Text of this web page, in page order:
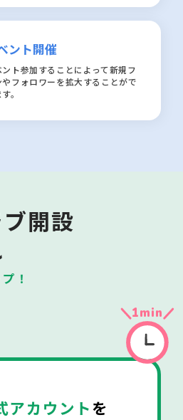
ント開催
ント参加することによって新規フ
やフォロワーを拡大することがで
。
開設
！
アカウントを
1min